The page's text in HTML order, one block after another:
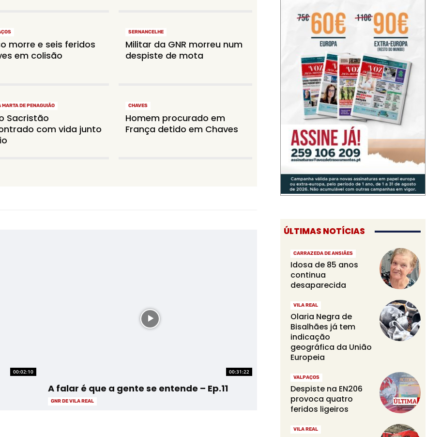
morre e seis feridos
em colisão
SERNANCELHE
Militar da GNR morreu num
despiste de mota
MARTA DE PENAGUIÃO
Sacristão
com vida junto
CHAVES
Homem procurado em
França detido em Chaves
00:02:10 00:31:22
A falar é que a gente se entende – Ep.11
GNR DE VILA REAL
ÚLTIMAS NOTÍCIAS
CARRAZEDA DE ANSIÃES
Idosa de 85 anos
continua
desaparecida
VILA REAL
Olaria Negra de
Bisalhães já tem
indicação
geográfica da União
Europeia
VALPAÇOS
Despiste na EN206
provoca quatro
feridos ligeiros
VILA REAL